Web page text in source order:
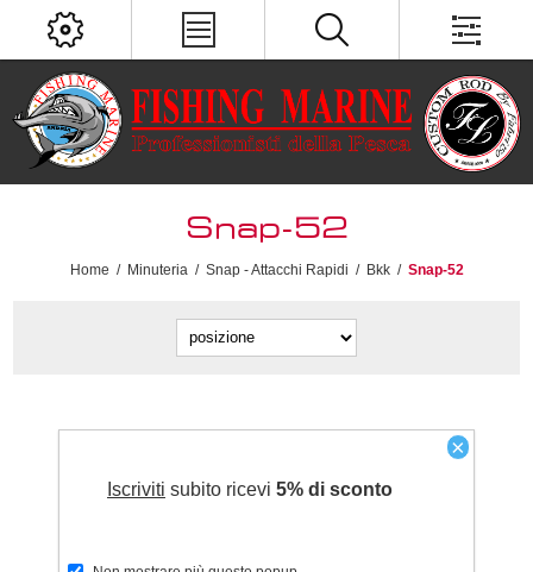
Snap-52
Home / Minuteria / Snap - Attacchi Rapidi / Bkk / Snap-52
×
Iscriviti subito ricevi 5% di sconto